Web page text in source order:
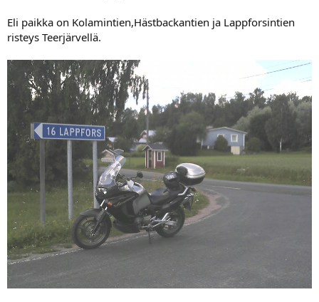
Eli paikka on Kolamintien,Hästbackantien ja Lappforsintien
risteys Teerjärvellä.